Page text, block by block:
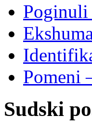
Poginuli
Pomeni
Sudski